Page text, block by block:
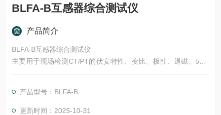
BLFA-B互感器综合测试仪
产品简介
BLFA-B互感器综合测试仪
主要用于现场检测CT/PT的伏安特性、变比、极性、退磁、5%1
0%的误差曲线、二次侧回路检查和工频交流耐压等，单机输出电
程检测环境。实验时仅需设定测试电压/电流值，不需要设置步
长，设备便能够自动升压/升流，并将互感器的伏安特性曲线或变
产品型号：BLFA-B
更新时间：2025-10-31